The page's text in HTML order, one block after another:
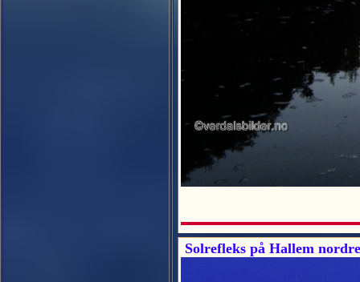
Solrefleks på Hallem nordre